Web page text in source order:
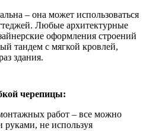
– она может использоваться
Любые архитектурные
оформления строений
тандем с мягкой кровлей,
здания.
черепицы:
работ – все можно
руками, не используя